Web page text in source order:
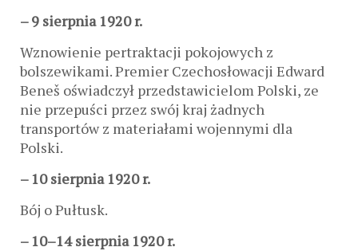
– 9 sierpnia 1920 r.
Wznowienie pertraktacji pokojowych z
bolszewikami. Premier Czechosłowacji Edward
Beneš oświadczył przedstawicielom Polski, ze
nie przepuści przez swój kraj żadnych
transportów z materiałami wojennymi dla
Polski.
– 10 sierpnia 1920 r.
Bój o Pułtusk.
– 10–14 sierpnia 1920 r.